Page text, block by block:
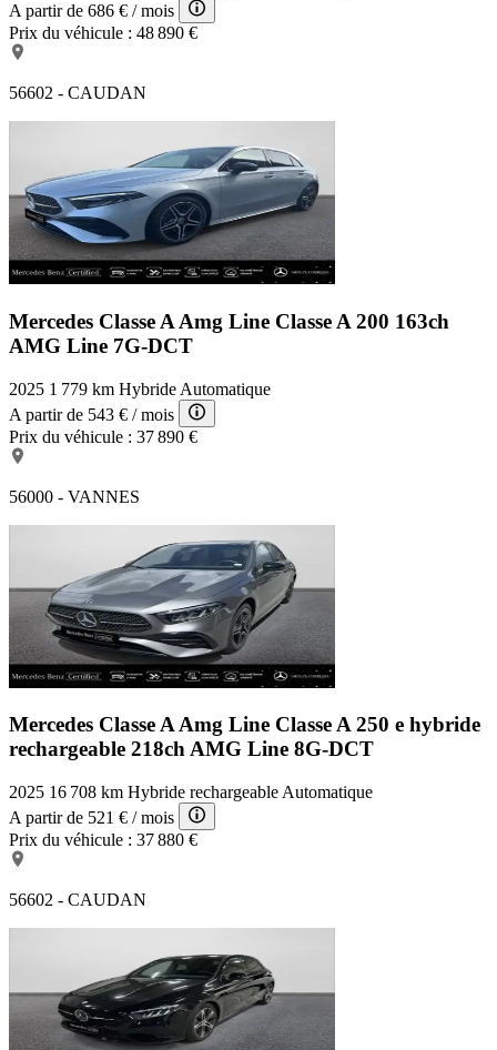
A partir de 686 € / mois
Prix du véhicule : 48 890 €
56602 - CAUDAN
Mercedes Classe A Amg Line Classe A 200 163ch
AMG Line 7G-DCT
2025 1 779 km Hybride Automatique
A partir de 543 € / mois
Prix du véhicule : 37 890 €
56000 - VANNES
Mercedes Classe A Amg Line Classe A 250 e hybride
rechargeable 218ch AMG Line 8G-DCT
2025 16 708 km Hybride rechargeable Automatique
A partir de 521 € / mois
Prix du véhicule : 37 880 €
56602 - CAUDAN